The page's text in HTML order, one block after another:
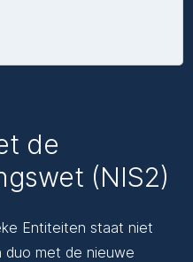
de
(NIS2)
Entiteiten staat niet
duo met de nieuwe